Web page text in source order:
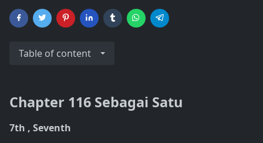
Table of content
Chapter 116 Sebagai Satu
7th , Seventh